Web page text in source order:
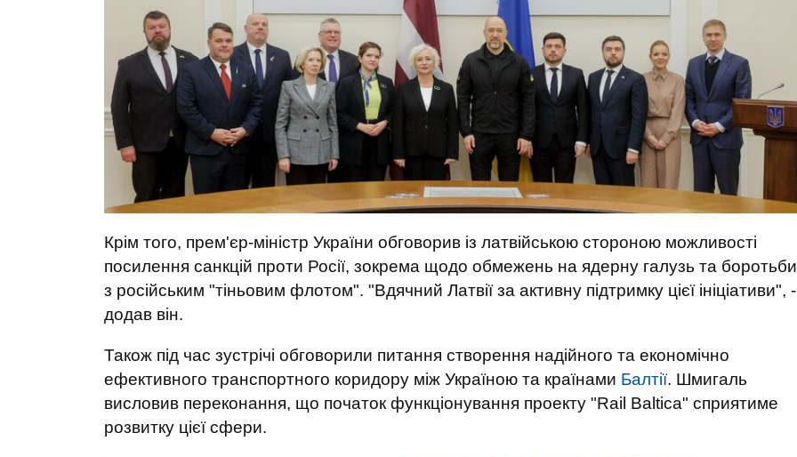
Крім того, прем'єр-міністр України обговорив із латвійською стороною можливості
посилення санкцій проти Росії, зокрема щодо обмежень на ядерну галузь та боротьби
з російським "тіньовим флотом". "Вдячний Латвії за активну підтримку цієї ініціативи", -
додав він.
Також під час зустрічі обговорили питання створення надійного та економічно
ефективного транспортного коридору між Україною та країнами Балтії. Шмигаль
висловив переконання, що початок функціонування проекту "Rail Baltica" сприятиме
розвитку цієї сфери.